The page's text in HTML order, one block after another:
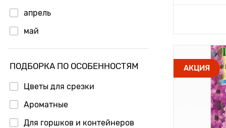
апрель
май
июнь
ПОДБОРКА ПО ОСОБЕННОСТЯМ
Цветы для срезки
Ароматные
Для горшков и контейнеров
АКЦИЯ
Высота
Растояние
растениями